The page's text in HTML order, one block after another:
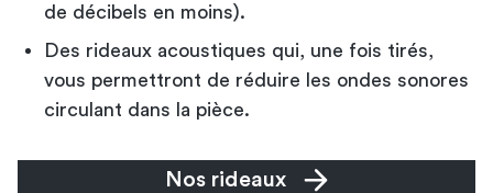
de décibels en moins).
Des rideaux acoustiques qui, une fois tirés,
vous permettront de réduire les ondes sonores
circulant dans la pièce.
Nos rideaux